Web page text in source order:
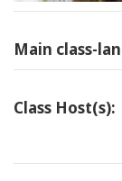
Main class-
Class Host(s):